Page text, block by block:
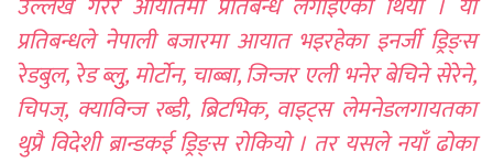
प्रतिबन्धले नेपाली बजारमा आयात भइरहेका इनर्जी ड्रिङ्स
रेडबुल, रेड ब्लुु, मोर्टाेन, चाब्बा, जिन्जर एली भनेर बेचिने सेरेने,
चिपज्, क्याविन्ज रब्डी, ब्रिटभिक, वाइट्स लेमनेडलगायतका
थुप्रै विदेशी ब्रान्डकई ड्रिङ्स रोकियो । तर यसले नयाँ ढोका